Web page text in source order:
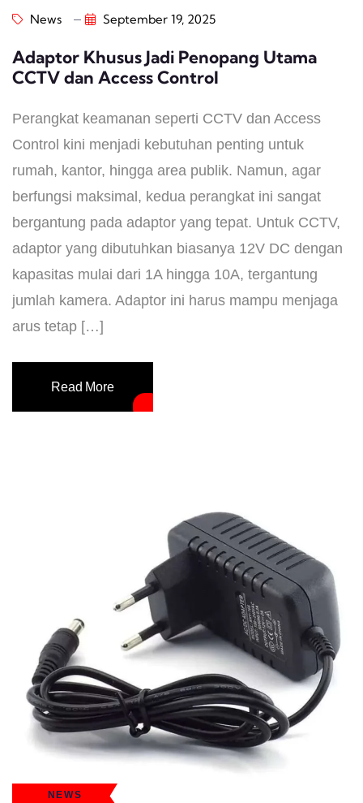
News September 19, 2025
Adaptor Khusus Jadi Penopang Utama
CCTV dan Access Control
Perangkat keamanan seperti CCTV dan Access
Control kini menjadi kebutuhan penting untuk
rumah, kantor, hingga area publik. Namun, agar
berfungsi maksimal, kedua perangkat ini sangat
bergantung pada adaptor yang tepat. Untuk CCTV,
adaptor yang dibutuhkan biasanya 12V DC dengan
kapasitas mulai dari 1A hingga 10A, tergantung
jumlah kamera. Adaptor ini harus mampu menjaga
arus tetap […]
Read More
NEWS